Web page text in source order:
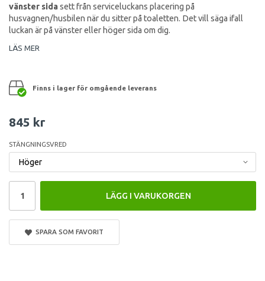
vänster sidasett från serviceluckans placering på
husvagnen/husbilen när du sitter på toaletten. Det vill säga ifall
luckan är på vänster eller höger sida om dig.
LÄS MER
Finns i lager för omgående leverans
845 kr
STÄNGNINGSVRED
LÄGG I VARUKORGEN
SPARA SOM FAVORIT